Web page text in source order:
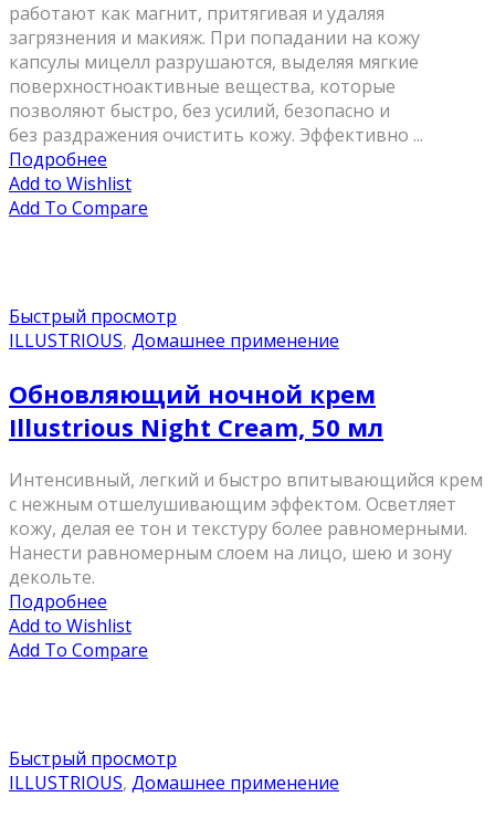
работают как магнит, притягивая и удаляя
загрязнения и макияж. При попадании на кожу
капсулы мицелл разрушаются, выделяя мягкие
поверхностноактивные вещества, которые
позволяют быстро, без усилий, безопасно и
без раздражения очистить кожу. Эффективно ...
Подробнее
Add to Wishlist
Add To Compare
Быстрый просмотр
ILLUSTRIOUS, Домашнее применение
Обновляющий ночной крем
Illustrious Night Cream, 50 мл
Интенсивный, легкий и быстро впитывающийся крем
с нежным отшелушивающим эффектом. Осветляет
кожу, делая ее тон и текстуру более равномерными.
Нанести равномерным слоем на лицо, шею и зону
декольте.
Подробнее
Add to Wishlist
Add To Compare
Быстрый просмотр
ILLUSTRIOUS, Домашнее применение